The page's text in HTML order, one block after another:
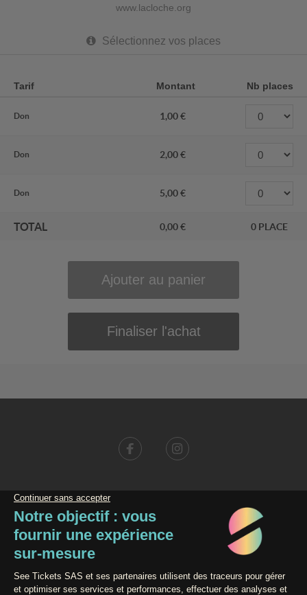
www.lacloche.org
Sélectionnez vos places
Tarif Montant Nb places
Don 1,00
Don 2,00
Don 5,00
TOTAL 0,00 0 PLACE
Conditions générales de vente
Données personnelles